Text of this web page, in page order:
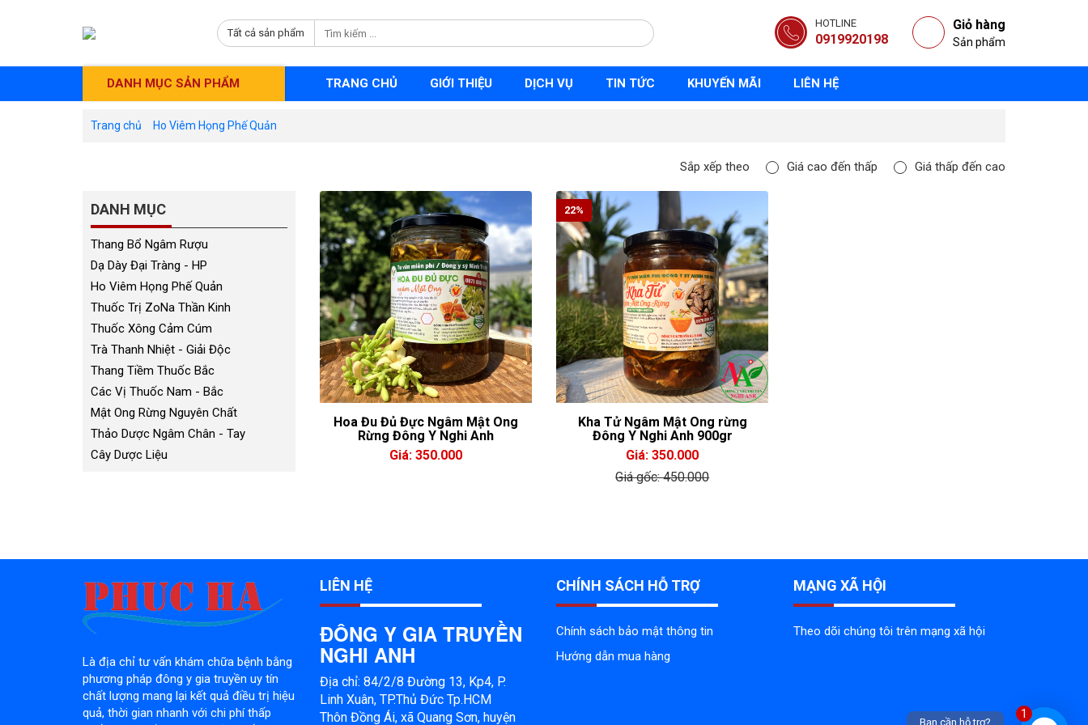
Tất cả sản phẩm
HOTLINE
0919920198
Giỏ hàng
Sản phẩm
DANH MỤC SẢN PHẨM TRANG CHỦ GIỚI THIỆU DỊCH VỤ TIN TỨC KHUYẾN MÃI LIÊN HỆ
Trang chủ Ho Viêm Họng Phế Quản
DANH MỤC
Thang Bổ Ngâm Rượu
Dạ Dày Đại Tràng - HP
Ho Viêm Họng Phế Quản
Thuốc Trị ZoNa Thần Kinh
Thuốc Xông Cảm Cúm
Trà Thanh Nhiệt - Giải Độc
Thang Tiềm Thuốc Bắc
Các Vị Thuốc Nam - Bắc
Mật Ong Rừng Nguyên Chất
Thảo Dược Ngâm Chân - Tay
Cây Dược Liệu
Sắp xếp theo Giá cao đến thấp Giá thấp đến cao
Hoa Đu Đủ Đực Ngâm Mật Ong
Rừng Đông Y Nghi Anh
Giá: 350.000
22%
Kha Tử Ngâm Mật Ong rừng
Đông Y Nghi Anh 900gr
Giá: 350.000
Giá gốc: 450.000
Là địa chỉ tư vấn khám chữa bệnh bằng
phương pháp đông y gia truyền uy tín
chất lượng mang lại kết quả điều trị hiệu
quả, thời gian nhanh với chi phí thấp
LIÊN HỆ
ĐÔNG Y GIA TRUYỀN
NGHI ANH
Địa chỉ: 84/2/8 Đường 13, Kp4, P.
Linh Xuân, TP.Thủ Đức Tp.HCM
Thôn Đồng Ái, xã Quang Sơn, huyện
CHÍNH SÁCH HỖ TRỢ
Chính sách bảo mật thông tin
Hướng dẫn mua hàng
MẠNG XÃ HỘI
Theo dõi chúng tôi trên mạng xã hội
1
Bạn cần hỗ trợ?